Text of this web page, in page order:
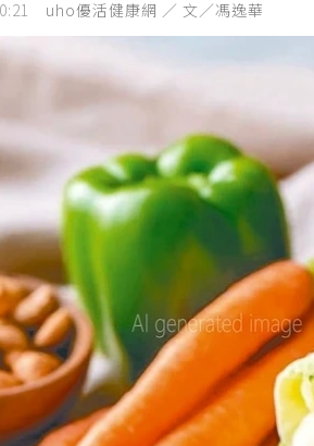
uho優活健康網 ／ 文／馮逸華